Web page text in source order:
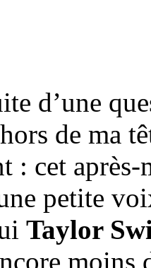
d’une
de ma
: cet
petite
Taylor
moins